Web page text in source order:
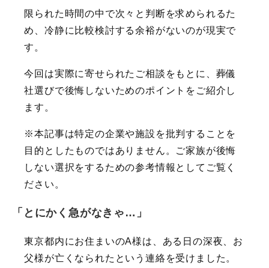
限られた時間の中で次々と判断を求められるた
め、冷静に比較検討する余裕がないのが現実で
す。
今回は実際に寄せられたご相談をもとに、葬儀
社選びで後悔しないためのポイントをご紹介し
ます。
※本記事は特定の企業や施設を批判することを
目的としたものではありません。ご家族が後悔
しない選択をするための参考情報としてご覧く
ださい。
「とにかく急がなきゃ…」
東京都内にお住まいのA様は、ある日の深夜、お
父様が亡くなられたという連絡を受けました。